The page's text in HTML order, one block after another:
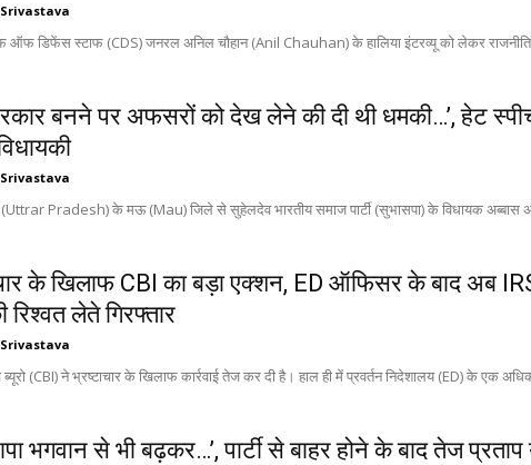
ऑफ डिफेंस स्टाफ (CDS) जनरल अनिल चौहान (Anil Chauhan) के हालिया इंटरव्यू को लेकर
बनने पर अफसरों को देख लेने की दी थी धमकी…’, हेट
Pradesh) के मऊ (Mau) जिले से सुहेलदेव भारतीय समाज पार्टी (सुभासपा) के विधायक अब्बास
के खिलाफ CBI का बड़ा एक्शन, ED ऑफिसर के बाद अब
रिश्वत लेते गिरफ्तार
(CBI) ने भ्रष्टाचार के खिलाफ कार्रवाई तेज कर दी है। हाल ही में प्रवर्तन निदेशालय (ED) के एक
भगवान से भी बढ़कर…’, पार्टी से बाहर होने के बाद तेज